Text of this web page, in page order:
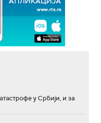
у Србији, и за